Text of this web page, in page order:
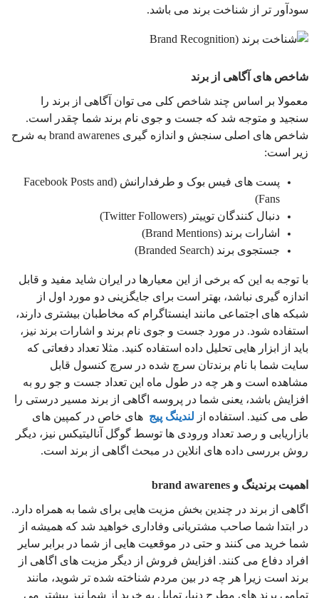
سودآور تر از شناخت برند می باشد.
شاخص های آگاهی از برند
معمولا بر اساس چند شاخص کلی می توان آگاهی از برند را
سنجید و متوجه شد که جست و جوی نام برند شما چقدر است.
شاخص های اصلی سنجش و اندازه گیری brand awarenes به شرح
زیر است:
پست های فیس بوک و طرفدارانش (Facebook Posts and
Fans)
دنبال کنندگان توییتر (Twitter Followers)
اشارات برند (Brand Mentions)
جستجوی برند (Branded Search)
با توجه به این که برخی از این معیارها در ایران شاید مفید و قابل
اندازه گیری نباشد، بهتر است برای جایگزینی دو مورد اول از
شبکه های اجتماعی مانند اینستاگرام که مخاطبان بیشتری دارند،
استفاده شود. در مورد جست و جوی نام برند و اشارات برند نیز،
باید از ابزار هایی تحلیل داده استفاده کنید. مثلا تعداد دفعاتی که
سایت شما با نام برندتان سرچ شده در سرچ کنسول قابل
مشاهده است و هر چه در طول ماه این تعداد جست و جو رو به
افزایش باشد، یعنی شما در پروسه اگاهی از برند مسیر درستی را
طی می کنید. استفاده از لندینگ پیج های خاص در کمپین های
بازاریابی و رصد تعداد ورودی ها توسط گوگل آنالیتیکس نیز، دیگر
روش بررسی داده های انلاین در مبحث اگاهی از برند است.
اهمیت برندینگ و brand awarenes
اگاهی از برند در چندین بخش مزیت هایی برای شما به همراه دارد.
در ابتدا شما صاحب مشتریانی وفاداری خواهید شد که همیشه از
شما خرید می کنند و حتی در موقعیت هایی از شما در برابر سایر
افراد دفاع می کنند. افزایش فروش از دیگر مزیت های اگاهی از
برند است زیرا هر چه در بین مردم شناخته شده تر شوید، مانند
تمامی برند های مطرح دنیا، تمایل به خرید از شما نیز بیشتر می